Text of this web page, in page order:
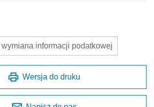
wymiana informacji podatkowej
Wersja do druku